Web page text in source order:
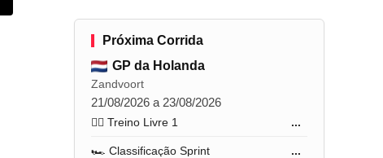
Próxima Corrida
GP da Holanda
Zandvoort
21/08/2026 a 23/08/2026
🏋️‍♂️ Treino Livre 1 ...
🏎️ Classificação Sprint ...